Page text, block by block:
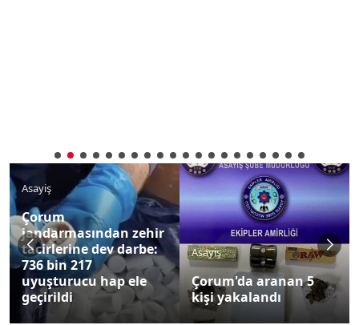
Asayiş
Çorum
jandarmasından zehir
tacirlerine dev darbe:
736 bin 217
uyuşturucu hap ele
geçirildi
Asayiş
Çorum'da aranan 5
kişi yakalandı